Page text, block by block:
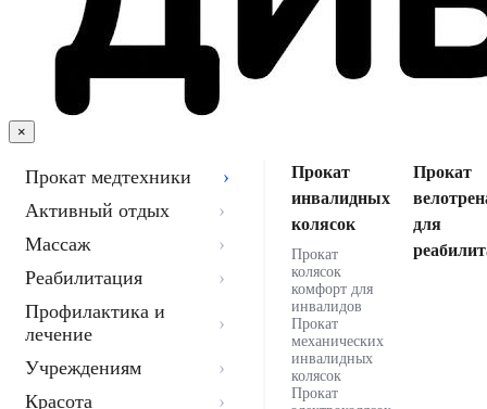
×
Прокат медтехники
Активный отдых
Массаж
Реабилитация
Профилактика и
лечение
Учреждениям
Красота
Прокат
инвалидных
колясок
Прокат
колясок
комфорт для
инвалидов
Прокат
механических
инвалидных
колясок
Прокат
Прокат
для